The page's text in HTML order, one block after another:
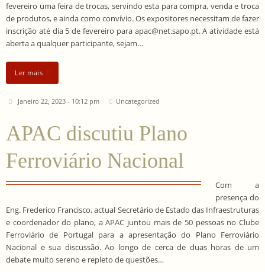
fevereiro uma feira de trocas, servindo esta para compra, venda e troca
de produtos, e ainda como convívio. Os expositores necessitam de fazer
inscrição até dia 5 de fevereiro para apac@net.sapo.pt. A atividade está
aberta a qualquer participante, sejam…
Ler mais
Janeiro 22, 2023 - 10:12 pm Uncategorized
APAC discutiu Plano
Ferroviário Nacional
Com a
presença do
Eng. Frederico Francisco, actual Secretário de Estado das Infraestruturas
e coordenador do plano, a APAC juntou mais de 50 pessoas no Clube
Ferroviário de Portugal para a apresentação do Plano Ferroviário
Nacional e sua discussão. Ao longo de cerca de duas horas de um
debate muito sereno e repleto de questões…